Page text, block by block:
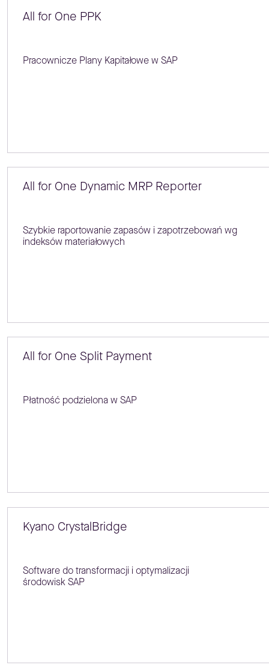
All for One PPK
Pracownicze Plany Kapitałowe w SAP
All for One Dynamic MRP Reporter
Szybkie raportowanie zapasów i zapotrzebowań wg
indeksów materiałowych
All for One Split Payment
Płatność podzielona w SAP
Kyano CrystalBridge
Software do transformacji i optymalizacji
środowisk SAP